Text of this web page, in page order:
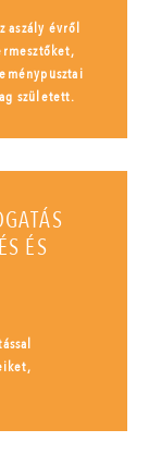
aszály évről
született.
ÉS